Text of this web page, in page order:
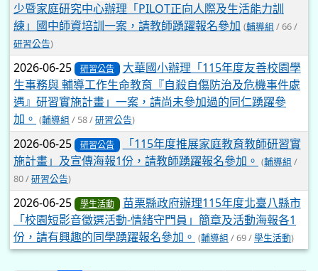
少暨家庭研究中心辦理「PILOT正向人際及生活能力訓
練」國中師資培訓一案，請教師踴躍報名參加 (輔導組 / 66 /
研習公告)
2026-06-25 研習公告
大華國小辦理「115年度友善校園學
生事務與 輔導工作生命教育『自殺自傷防治及危機事件處
遇』研習實施計畫」一案，請尚未參加過的同仁踴躍參
加。 (輔導組 / 58 /研習公告)
2026-06-25 研習公告
「115年度推展家庭教育教師研習實
施計畫」及宣傳海報1份，請教師踴躍報名參加。 (輔導組 /
80 /研習公告)
2026-06-25 學生活動
苗栗縣政府辦理115年度北臺八縣市
「校園短影音徵選活動-情緒守門員」簡章及活動海報各1
份，請有興趣的同學踴躍報名參加。 (輔導組 / 69 /學生活動)